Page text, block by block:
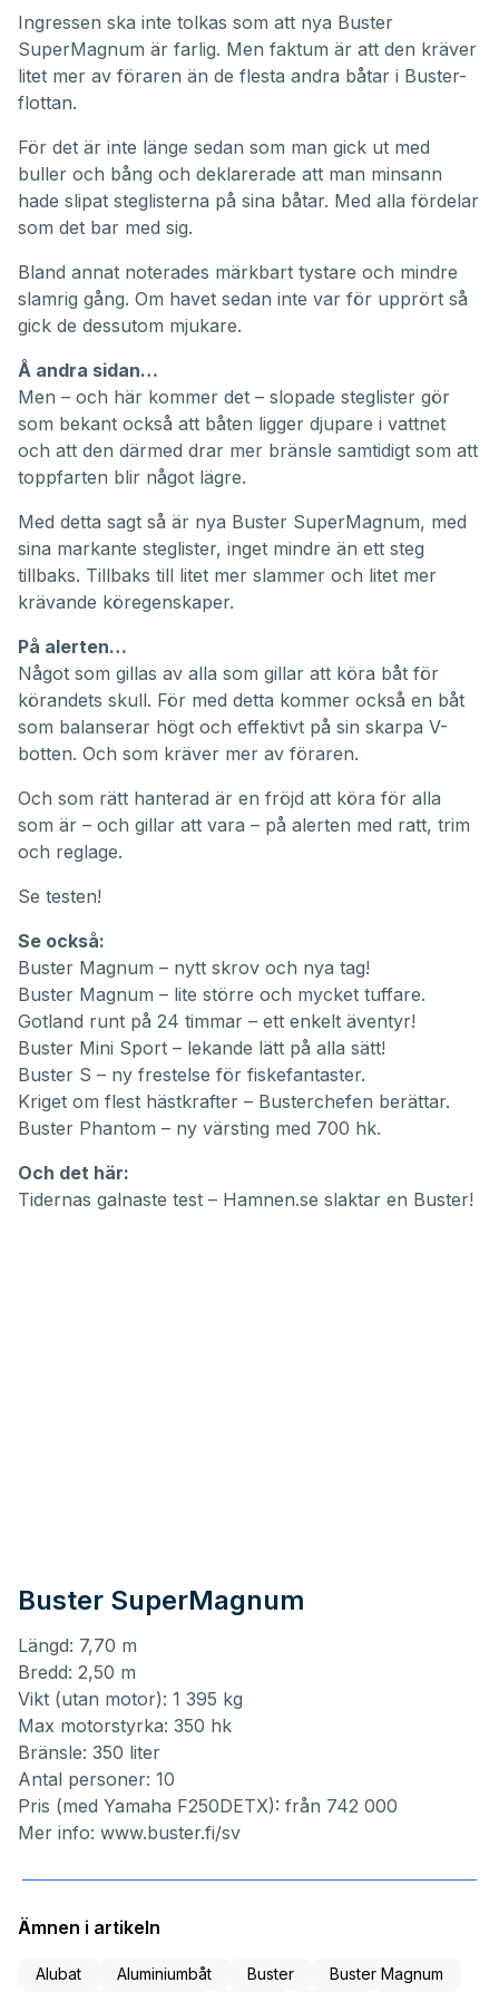
Ingressen ska inte tolkas som att nya Buster
SuperMagnum är farlig. Men faktum är att den kräver
litet mer av föraren än de flesta andra båtar i Buster-
flottan.
För det är inte länge sedan som man gick ut med
buller och bång och deklarerade att man minsann
hade slipat steglisterna på sina båtar. Med alla fördelar
som det bar med sig.
Bland annat noterades märkbart tystare och mindre
slamrig gång. Om havet sedan inte var för upprört så
gick de dessutom mjukare.
Å andra sidan…
Men – och här kommer det – slopade steglister gör
som bekant också att båten ligger djupare i vattnet
och att den därmed drar mer bränsle samtidigt som att
toppfarten blir något lägre.
Med detta sagt så är nya Buster SuperMagnum, med
sina markante steglister, inget mindre än ett steg
tillbaks. Tillbaks till litet mer slammer och litet mer
krävande köregenskaper.
På alerten…
Något som gillas av alla som gillar att köra båt för
körandets skull. För med detta kommer också en båt
som balanserar högt och effektivt på sin skarpa V-
botten. Och som kräver mer av föraren.
Och som rätt hanterad är en fröjd att köra för alla
som är – och gillar att vara – på alerten med ratt, trim
och reglage.
Se testen!
Se också:
Buster Magnum – nytt skrov och nya tag!
Buster Magnum – lite större och mycket tuffare.
Gotland runt på 24 timmar – ett enkelt äventyr!
Buster Mini Sport – lekande lätt på alla sätt!
Buster S – ny frestelse för fiskefantaster.
Kriget om flest hästkrafter – Busterchefen berättar.
Buster Phantom – ny värsting med 700 hk.
Och det här:
Tidernas galnaste test – Hamnen.se slaktar en Buster!
Buster SuperMagnum
Längd: 7,70 m
Bredd: 2,50 m
Vikt (utan motor): 1 395 kg
Max motorstyrka: 350 hk
Bränsle: 350 liter
Antal personer: 10
Pris (med Yamaha F250DETX): från 742 000
Mer info: www.buster.fi/sv
Ämnen i artikeln
Alubat Aluminiumbåt Buster Buster Magnum